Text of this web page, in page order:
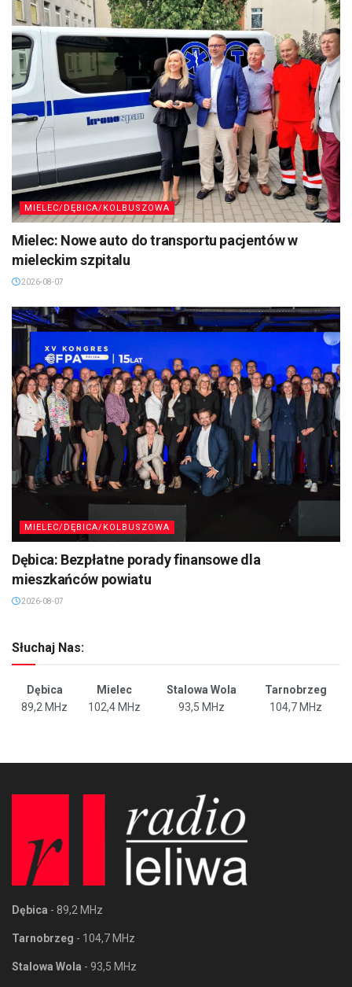
MIELEC/DĘBICA/KOLBUSZOWA
Mielec: Nowe auto do transportu pacjentów w
mieleckim szpitalu
2026-08-07
MIELEC/DĘBICA/KOLBUSZOWA
Dębica: Bezpłatne porady finansowe dla
mieszkańców powiatu
2026-08-07
Słuchaj Nas:
Dębica Mielec Stalowa Wola
Tarnobrzeg
89,2 MHz
102,4 MHz 93,5 MHz 104,7 MHz
Dębica - 89,2 MHz
Tarnobrzeg - 104,7 MHz
Stalowa Wola - 93,5 MHz